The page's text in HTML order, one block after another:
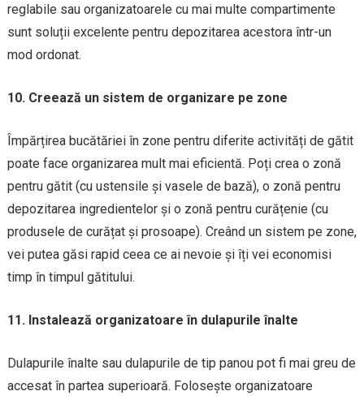
reglabile sau organizatoarele cu mai multe compartimente
sunt soluții excelente pentru depozitarea acestora într-un
mod ordonat.
10. Creează un sistem de organizare pe zone
Împărțirea bucătăriei în zone pentru diferite activități de gătit
poate face organizarea mult mai eficientă. Poți crea o zonă
pentru gătit (cu ustensile și vasele de bază), o zonă pentru
depozitarea ingredientelor și o zonă pentru curățenie (cu
produsele de curățat și prosoape). Creând un sistem pe zone,
vei putea găsi rapid ceea ce ai nevoie și îți vei economisi
timp în timpul gătitului.
11. Instalează organizatoare în dulapurile înalte
Dulapurile înalte sau dulapurile de tip panou pot fi mai greu de
accesat în partea superioară. Folosește organizatoare